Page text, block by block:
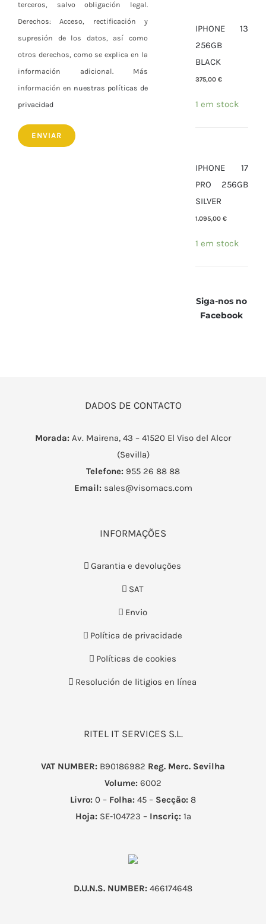
terceros, salvo obligación legal.
Derechos: Acceso, rectificación y
supresión de los datos, así como
otros derechos, como se explica en la
información adicional. Más
información en nuestras políticas de
privacidad
IPHONE 13
256GB
BLACK
375,00 €
1 em stock
IPHONE 17
PRO 256GB
SILVER
1.095,00 €
1 em stock
Siga-nos no
Facebook
DADOS DE CONTACTO
Morada: Av. Mairena, 43 – 41520 El Viso del Alcor
(Sevilla)
Telefone: 955 26 88 88
Email:sales@visomacs.com
INFORMAÇÕES
Garantia e devoluções
SAT
Envio
Política de privacidade
Políticas de cookies
Resolución de litigios en línea
RITEL IT SERVICES S.L.
VAT NUMBER: B90186982 Reg. Merc. Sevilha
Volume: 6002
Livro: 0 – Folha: 45 – Secção: 8
Hoja:SE-104723 – Inscriç:1ª
D.U.N.S. NUMBER: 466174648